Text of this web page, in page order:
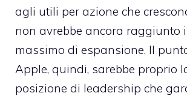
agli utili per azione che
non avrebbe ancora raggiunto
massimo di espansione. Il
Apple, quindi, sarebbe proprio
posizione di leadership che